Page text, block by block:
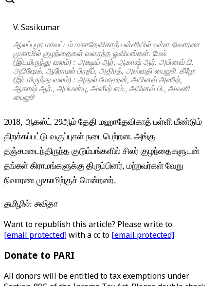
V. Sasikumar
ஆலப்புழா மாவட்டம் மகாதேவிகாத் பள்ளியில் உள்ள நிவாரண
முகாமில் குழந்தைகள் வரைந்த ஓவியங்கள். மேல்
(இடமிருந்து வலம்) : அக்ஷய் ஆர், ஆகாஷ் ஆர். அபினவ் பி.
அபிஷேக், ஆரோமல் பிரதீப், அதிரத், அஸ்வதி பைஜூ. கீழே:
(இடமிருந்து வலம்) : அதுல் மோஹன், அபினவ் அனீஷ்,
ஆகாஷ் ஆர்., அபிமன்யு, அனீஷ் எம்., அபினவ் பி., அவனி
பைஜூ
2018, ஆகஸ்ட் 29ஆம் தேதி மஹாதேவிகாத் பள்ளி மீண்டும்
திறக்கப்பட்டு வகுப்புகள் நடைபெற்றன. அங்கு
தஞ்சமடைந்திருந்த குடும்பங்களில் சிலர் குழந்தைகளுடன்
தங்கள் கிராமங்களுக்கு திரும்பினர், மற்றவர்கள் வேறு
நிவாரண முகாமிற்குச் சென்றனர்.
தமிழில்: சவிதா
Want to republish this article? Please write to
[email protected]with a cc to [email protected]
Donate to PARI
All donors will be entitled to tax exemptions under